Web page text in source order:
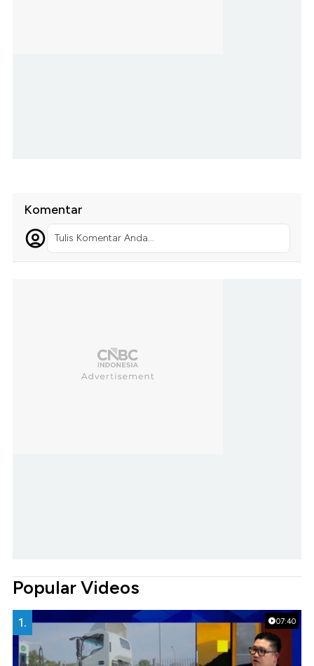
Komentar
Tulis Komentar Anda...
Popular Videos
07:40
1.